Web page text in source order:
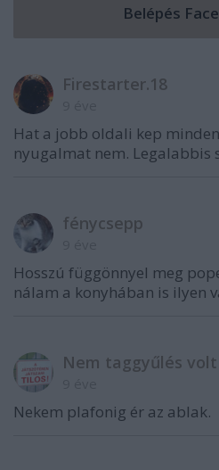
Firestarter.18
Hat a jobb oldali kep
nyugalmat nem. Legalabbis
fénycsepp
Hosszú függönnyel meg
nálam a konyhában is ilyen
Nem taggyűlés volt
Nekem plafonig ér az ablak.